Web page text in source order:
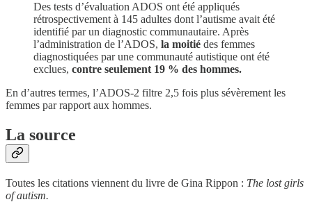
Des tests d’évaluation ADOS ont été appliqués
rétrospectivement à 145 adultes dont l’autisme avait été
identifié par un diagnostic communautaire. Après
l’administration de l’ADOS, la moitié des femmes
diagnostiquées par une communauté autistique ont été
exclues, contre seulement 19 % des hommes.
En d’autres termes, l’ADOS-2 filtre 2,5 fois plus sévèrement les
femmes par rapport aux hommes.
La source
Toutes les citations viennent du livre de Gina Rippon : The lost girls
of autism.